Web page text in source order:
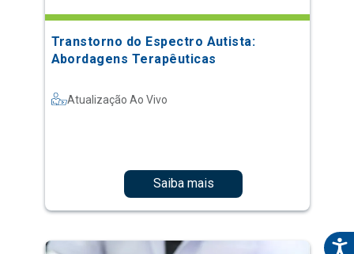
Transtorno do Espectro Autista:
Abordagens Terapêuticas
Atualização Ao Vivo
Saiba mais